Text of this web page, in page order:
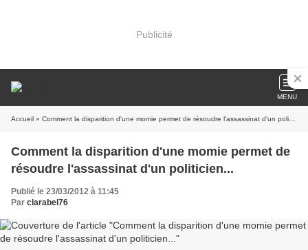
Publicité
MENU
Accueil » Comment la disparition d'une momie permet de résoudre l'assassinat d'un politicien...
Comment la disparition d'une momie permet de
résoudre l'assassinat d'un politicien...
Publié le 23/03/2012 à 11:45
Par clarabel76